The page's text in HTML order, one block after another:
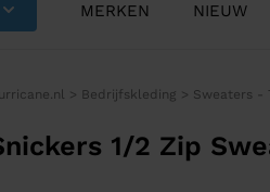
MERKEN NIEUW
> Bedrijfskleding > Sweaters -
1/2 Zip